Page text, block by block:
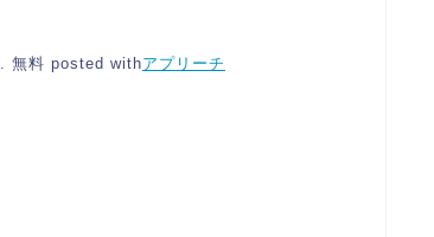
無料 posted withアプリーチ